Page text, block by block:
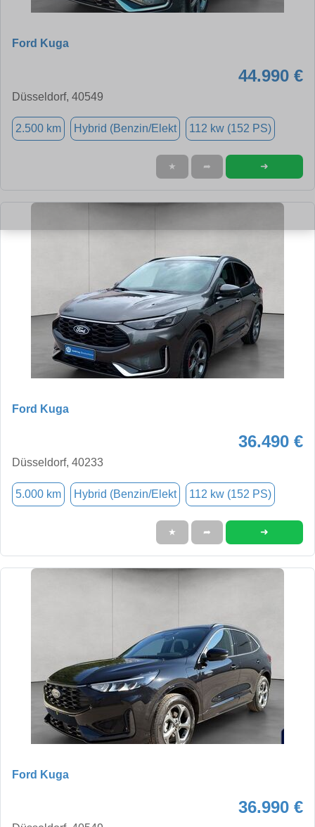
Ford Kuga
44.990 €
Düsseldorf, 40549
2.500 km Hybrid (Benzin/Elekt 112 kw (152 PS)
★ ➦ ➜
Ford Kuga
36.490 €
Düsseldorf, 40233
5.000 km Hybrid (Benzin/Elekt 112 kw (152 PS)
★ ➦ ➜
Ford Kuga
36.990 €